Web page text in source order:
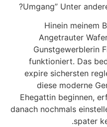
Umgang” Unter
Hinein meinem
Angetrauter
Gunstgewerblerin
funktioniert. Das
expire sichersten
diese moderne
Ehegattin beginnen,
danach nochmals
spater